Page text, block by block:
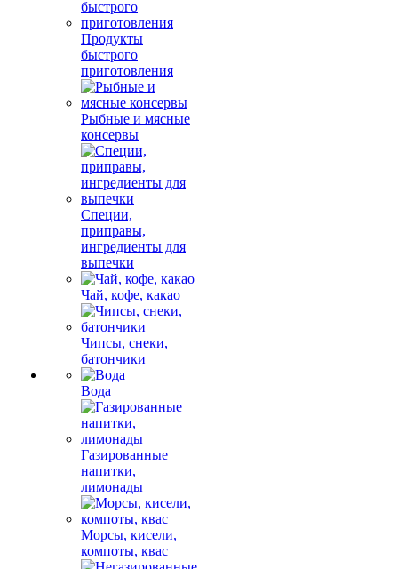
Продукты
быстрого
приготовления
Рыбные и мясные
консервы
Специи,
приправы,
ингредиенты для
выпечки
Чай, кофе, какао
Чипсы, снеки,
батончики
Вода
Газированные
напитки,
лимонады
Морсы, кисели,
компоты, квас